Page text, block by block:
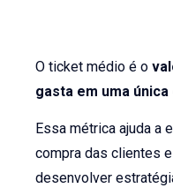
O ticket médio é o
gasta em uma única
Essa métrica ajuda a
compra das clientes
desenvolver